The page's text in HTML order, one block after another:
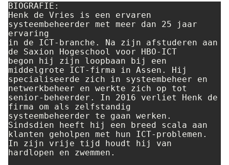
BIOGRAFIE:
Henk de Vries is een ervaren
systeembeheerder met meer dan 25 jaar
ervaring
in de ICT-branche. Na zijn afstuderen aan
de Saxion Hogeschool voor HBO-ICT
begon hij zijn loopbaan bij een
middelgrote ICT-firma in Assen. Hij
specialiseerde zich in systeembeheer en
netwerkbeheer en werkte zich op tot
senior-beheerder. In 2016 verliet Henk de
firma om als zelfstandig
systeembeheerder te gaan werken.
Sindsdien heeft hij een breed scala aan
klanten geholpen met hun ICT-problemen.
In zijn vrije tijd houdt hij van
hardlopen en zwemmen.